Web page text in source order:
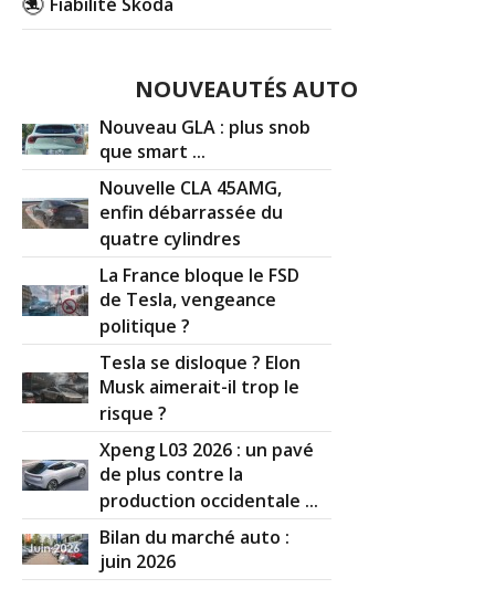
NOUVEAUTÉS AUTO
Nouveau GLA : plus snob
que smart ...
Nouvelle CLA 45AMG,
enfin débarrassée du
quatre cylindres
La France bloque le FSD
de Tesla, vengeance
politique ?
Tesla se disloque ? Elon
Musk aimerait-il trop le
risque ?
Xpeng L03 2026 : un pavé
de plus contre la
production occidentale ...
Bilan du marché auto :
juin 2026